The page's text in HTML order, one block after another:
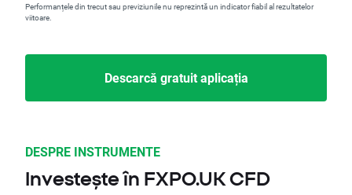
Performanțele din trecut sau previziunile nu reprezintă un indicator fiabil al rezultatelor
viitoare.
Descarcă gratuit aplicația
DESPRE INSTRUMENTE
Investește în FXPO.UK CFD